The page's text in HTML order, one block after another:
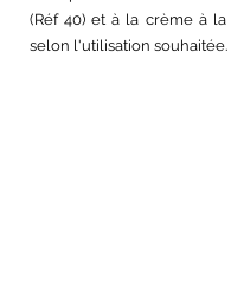
(Réf 40) et à la crème à la
selon l'utilisation souhaitée.